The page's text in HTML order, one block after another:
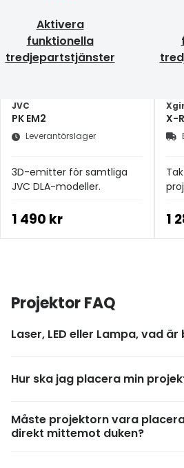
Aktivera
funktionella
tredjepartstjänster
JVC
PK EM2
Leverantörslager
3D-emitter för samtliga
JVC DLA-modeller.
1 490 kr
X-
1
Projektor FAQ
Laser, LED eller Lampa, vad är
ledare på projektormarknaden.
historiska dominans har de
framstegen inom laser- och
belysningsteknik på kort tid
Hur ska jag placera min
avgörande att fokusera på
aspekter för att få den bästa
Måste projektorn vara
direkt mittemot duken?